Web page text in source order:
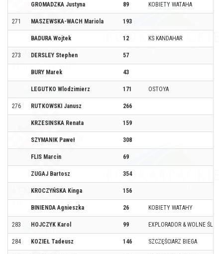
GROMADZKA Justyna 89 KOBIETY WATAHA
271 MASZEWSKA-WACH Mariola 193
BADURA Wojtek 12 KS KANDAHAR
273 DERSLEY Stephen 57
BURY Marek 43
LEGUTKO Wlodzimierz 171 OSTOYA
276 RUTKOWSKI Janusz 266
KRZESINSKA Renata 159
SZYMANIK Paweł 308
FLIS Marcin 69
ZUGAJ Bartosz 354
KROCZYŃSKA Kinga 156
BINIENDA Agnieszka 26 KOBIETY WATAHY
283 HOJCZYK Karol 99 EXPLORADOR & WOLNE
284 KOZIEŁ Tadeusz 146 SZCZĘŚCIARZ BIEGA